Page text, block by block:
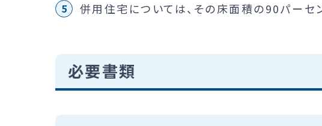
併用住宅については、その床面積の90パーセ
必要書類